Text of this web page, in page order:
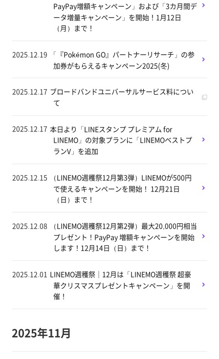
PayPay増額キャンペーン」および「3カ月間デ
ータ増量キャンペーン」を開始！1月12日
（月）まで！
2025.12.19
「『Pokémon GO』パートナーリサーチ」の参
加券がもらえるキャンペーン2025(冬)
2025.12.17 ブロードバンドユニバーサルサービス料につい
て
2025.12.17 本日より「LINEスタンプ プレミアム for
LINEMO」の対象プランに「LINEMOベストプ
ランV」を追加
2025.12.15
（LINEMO週穫祭12月第3弾）LINEMOが500円
で使えるキャンペーンを開始！ 12月21日
（日）まで！
2025.12.08
（LINEMO週穫祭12月第2弾）最大20,000円相当
プレゼント！PayPay 増額キャンペーンを開始
します！12月14日（日）まで！
2025.12.01 LINEMO週穫祭｜12月は「LINEMO週穫祭 超豪
華クリスマスプレゼントキャンペーン」を開
催！
2025年11月